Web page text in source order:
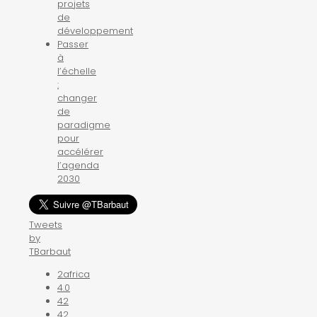
projets
de
développement
Passer
à
l’échelle
:
changer
de
paradigme
pour
accélérer
l’agenda
2030
Tweets
by
TBarbaut
2africa
4.0
42
42